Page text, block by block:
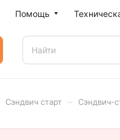
Помощь
Сэндвич старт Сэндвич-